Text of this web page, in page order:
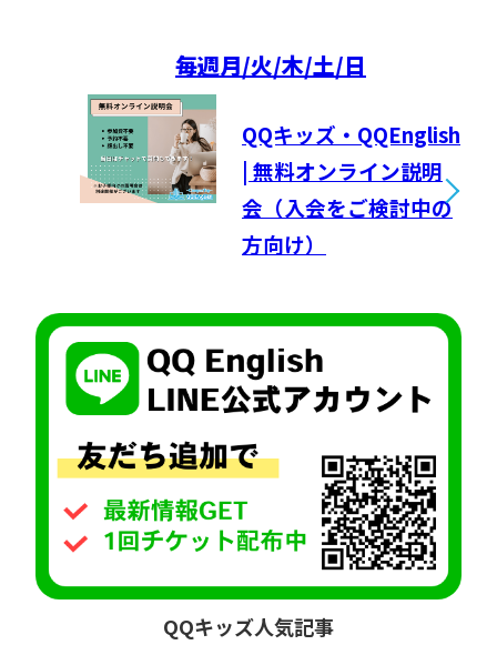
毎週月/火/木/土/日
QQキッズ・QQEnglish
| 無料オンライン説明
会（入会をご検討中の
方向け）
QQキッズ人気記事